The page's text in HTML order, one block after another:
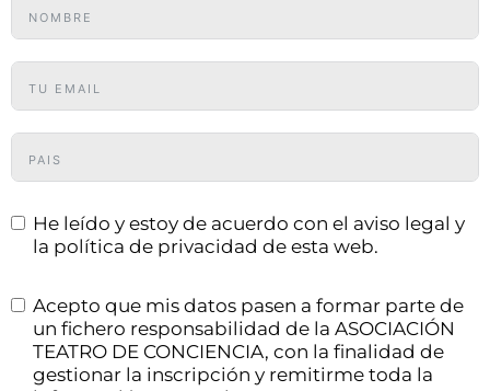
He leído y estoy de acuerdo con el aviso legal y
la política de privacidad de esta web.
Acepto que mis datos pasen a formar parte de
un fichero responsabilidad de la ASOCIACIÓN
TEATRO DE CONCIENCIA, con la finalidad de
gestionar la inscripción y remitirme toda la